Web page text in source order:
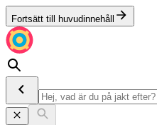
Fortsätt till huvudinnehåll